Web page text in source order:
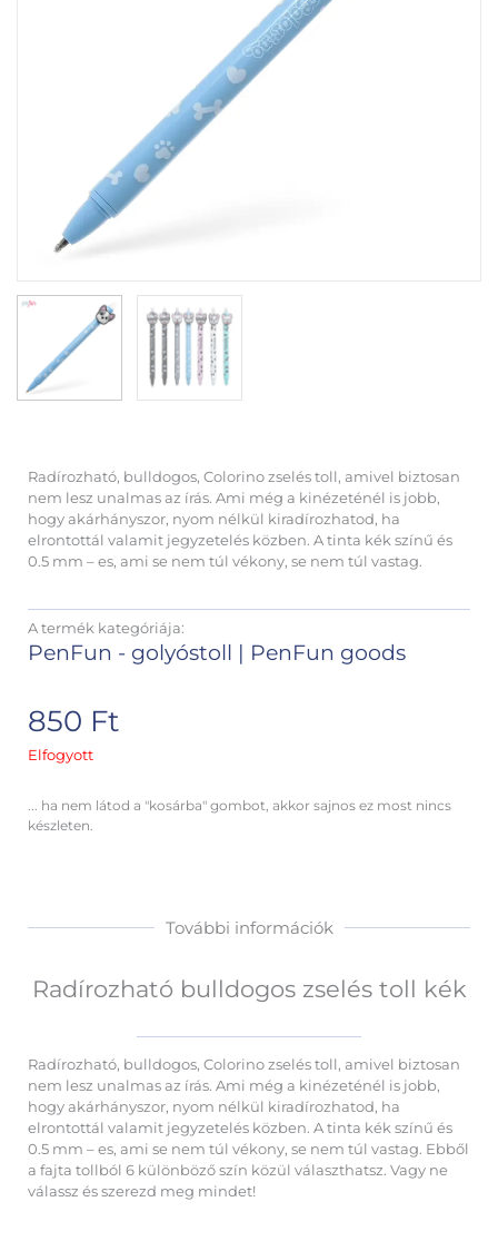
Radírozható, bulldogos, Colorino zselés toll, amivel biztosan
nem lesz unalmas az írás. Ami még a kinézeténél is jobb,
hogy akárhányszor, nyom nélkül kiradírozhatod, ha
elrontottál valamit jegyzetelés közben. A tinta kék színű és
0.5 mm – es, ami se nem túl vékony, se nem túl vastag.
A termék kategóriája:
PenFun - golyóstoll | PenFun goods
850 Ft
Elfogyott
... ha nem látod a "kosárba" gombot, akkor sajnos ez most nincs
készleten.
További információk
Radírozható bulldogos zselés toll kék
Radírozható, bulldogos, Colorino zselés toll, amivel biztosan
nem lesz unalmas az írás. Ami még a kinézeténél is jobb,
hogy akárhányszor, nyom nélkül kiradírozhatod, ha
elrontottál valamit jegyzetelés közben. A tinta kék színű és
0.5 mm – es, ami se nem túl vékony, se nem túl vastag. Ebből
a fajta tollból 6 különböző szín közül választhatsz. Vagy ne
válassz és szerezd meg mindet!